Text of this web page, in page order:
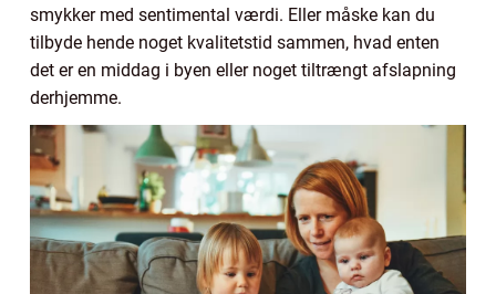
smykker med sentimental værdi. Eller måske kan du
tilbyde hende noget kvalitetstid sammen, hvad enten
det er en middag i byen eller noget tiltrængt afslapning
derhjemme.